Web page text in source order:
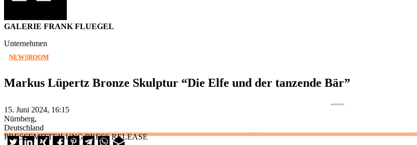
GALERIE FRANK FLUEGEL
Unternehmen
NEWSROOM
Markus Lüpertz Bronze Skulptur “Die Elfe und der tanzende Bär”
15. Juni 2024, 16:15
Nürnberg,
Deutschland
PRESSEMITTEILUNG/PRESS RELEASE